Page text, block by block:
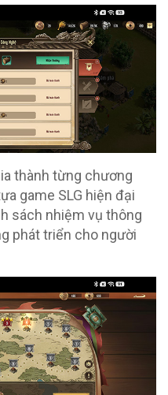
thành từng chương
game SLG hiện đại
sách nhiệm vụ thông
phát triển cho người